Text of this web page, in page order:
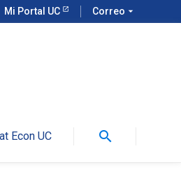
Mi Portal UC Correo arrow_drop_down
Econ UC search